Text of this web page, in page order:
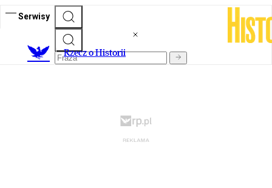
Serwisy
Rzecz o Historii